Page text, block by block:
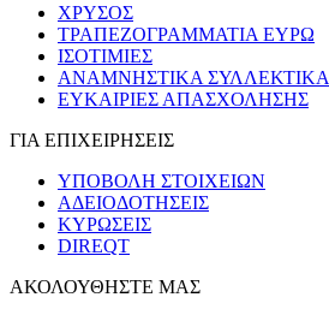
ΧΡΥΣΟΣ
ΤΡΑΠΕΖΟΓΡΑΜΜΑΤΙΑ ΕΥΡΩ
ΙΣΟΤΙΜΙΕΣ
ΑΝΑΜΝΗΣΤΙΚΑ ΣΥΛΛΕΚΤΙΚΑ
ΕΥΚΑΙΡΙΕΣ ΑΠΑΣΧΟΛΗΣΗΣ
ΓΙΑ ΕΠΙΧΕΙΡΗΣΕΙΣ
ΥΠΟΒΟΛΗ ΣΤΟΙΧΕΙΩΝ
ΑΔΕΙΟΔΟΤΗΣΕΙΣ
ΚΥΡΩΣΕΙΣ
DIREQT
ΑΚΟΛΟΥΘΗΣΤΕ ΜΑΣ